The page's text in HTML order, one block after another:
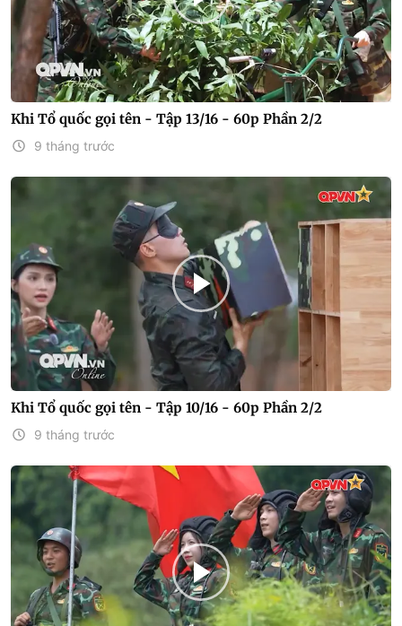
Khi Tổ quốc gọi tên - Tập 13/16 - 60p Phần 2/2
9 tháng trước
Khi Tổ quốc gọi tên - Tập 10/16 - 60p Phần 2/2
9 tháng trước